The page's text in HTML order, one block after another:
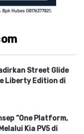
Street Glide
Liberty Edition di
“One Platform,
Kia PV5 di